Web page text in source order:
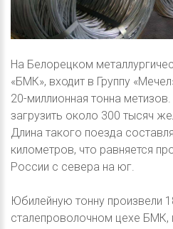
На Белорецком
«БМК», входит в Группу
20-миллионная тонна
загрузить около 300 тысяч
Длина такого поезда
километров, что равняется
России с севера на юг.
Юбилейную тонну произвели
сталепроволочном цехе БМК,